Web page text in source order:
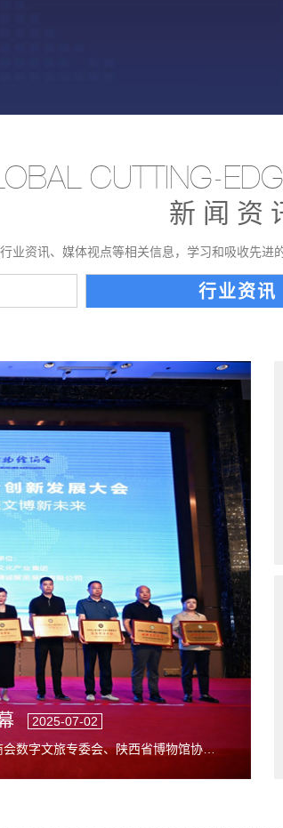
CUTTING-
新闻资
业资讯、媒体视点等相关信息，学习和吸收先
行业资讯
2025-07-02